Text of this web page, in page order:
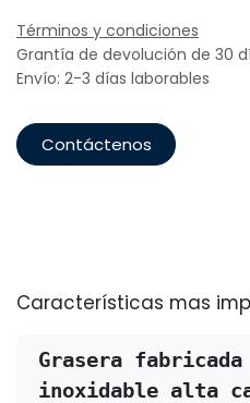
Términos y condiciones
Grantía de devolución de 30
Envío: 2-3 días laborables
Contáctenos
Características mas
Grasera
inoxidable alta